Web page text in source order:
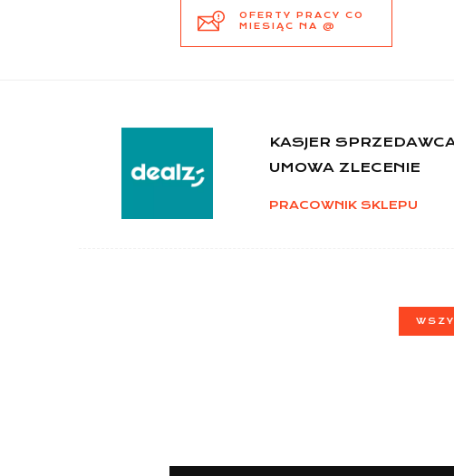
OFERTY PRACY CO
MIESIĄC NA @
KASJER
UMOWA ZLECENIE
PRACOWNIK SKLEPU